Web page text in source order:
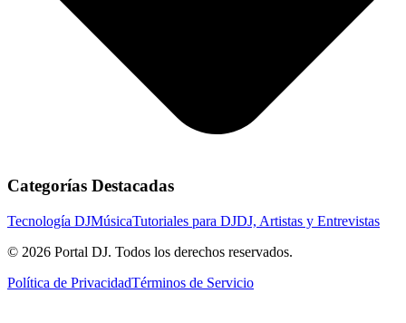
Categorías Destacadas
Tecnología DJMúsicaTutoriales para DJDJ, Artistas y Entrevistas
© 2026 Portal DJ. Todos los derechos reservados.
Política de PrivacidadTérminos de Servicio